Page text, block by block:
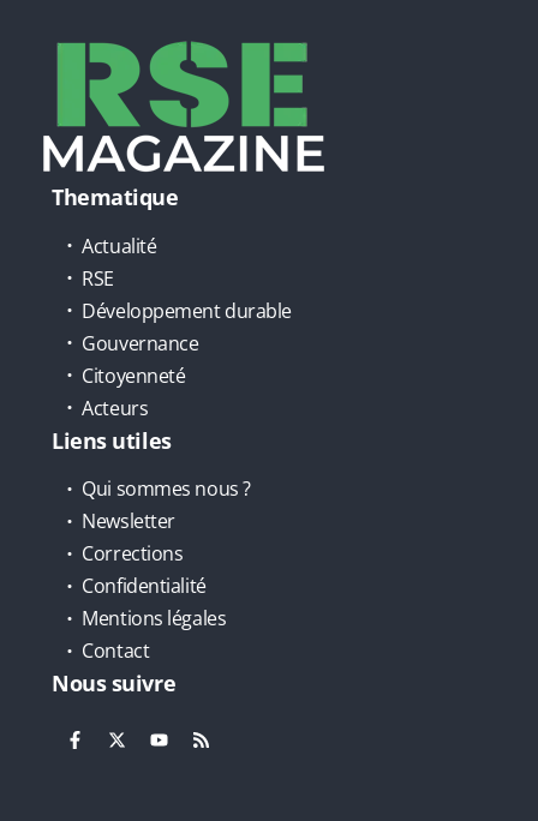
Thematique
Actualité
RSE
Développement durable
Gouvernance
Citoyenneté
Acteurs
Liens utiles
Qui sommes nous ?
Newsletter
Corrections
Confidentialité
Mentions légales
Contact
Nous suivre